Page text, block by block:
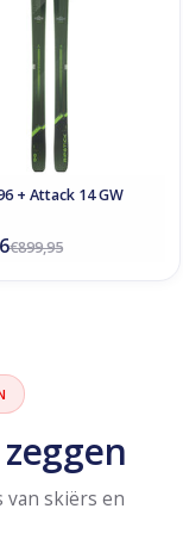
+ Attack 14 GW
€899,95
van skiërs en